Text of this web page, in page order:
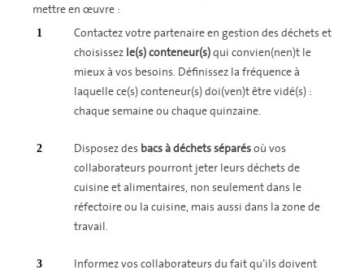
mettre en œuvre :
Contactez votre partenaire en gestion des déchets et
choisissez le(s) conteneur(s)qui convien(nen)t le
mieux à vos besoins. Définissez la fréquence à
laquelle ce(s) conteneur(s) doi(ven)t être vidé(s) :
chaque semaine ou chaque quinzaine.
Disposez des bacs à déchets séparésoù vos
collaborateurs pourront jeter leurs déchets de
cuisine et alimentaires, non seulement dans le
réfectoire ou la cuisine, mais aussi dans la zone de
travail.
Informez vos collaborateurs du fait qu’ils doivent